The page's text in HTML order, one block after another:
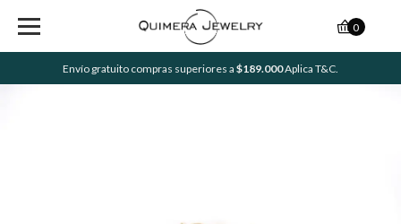
Envío gratuito compras superiores a $189.000Aplica T&C.
0